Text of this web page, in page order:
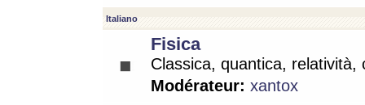
Italiano
Fisica
Classica, quantica, relatività,
Modérateur: xantox